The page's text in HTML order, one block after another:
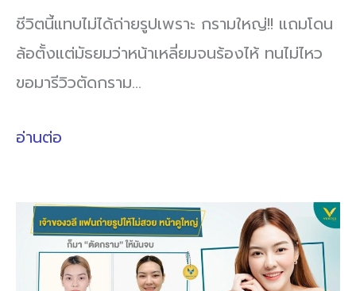
ชีวิตนี้แทบไม่ได้ถ่ายรูปเพราะ กรามใหญ่!! แถมโดน
ล้อตั้งแต่มัธยมว่าหน้าเหลี่ยมจนร้องไห้ ทนไม่ไหว
ขอมารีวิวตัดกราม…
อ่านต่อ